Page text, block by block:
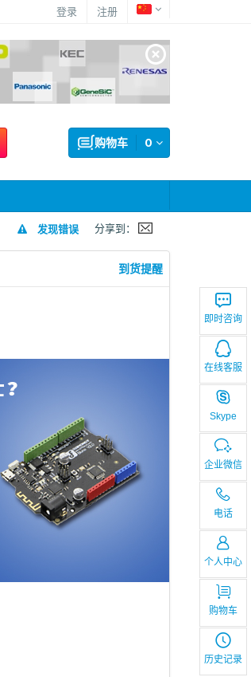
登录 注册
即时咨询
在线客服
Skype
企业微信
电话
个人中心
购物车
历史记录
0
购物车
发现错误 分享到：
到货提醒